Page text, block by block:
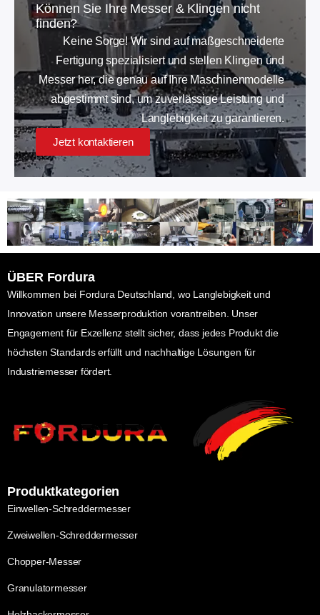
Können Sie Ihre Messer & Klingen nicht
finden?
Keine Sorge! Wir sind auf maßgeschneiderte
Fertigung spezialisiert und stellen Klingen und
Messer her, die genau auf Ihre Maschinenmodelle
abgestimmt sind, um zuverlässige Leistung und
Langlebigkeit zu garantieren.
Jetzt kontaktieren
ÜBER Fordura
Willkommen bei Fordura Deutschland, wo Langlebigkeit und
Innovation unsere Messerproduktion vorantreiben. Unser
Engagement für Exzellenz stellt sicher, dass jedes Produkt die
höchsten Standards erfüllt und nachhaltige Lösungen für
Industriemesser fördert.
Produktkategorien
Einwellen-Schreddermesser
Zweiwellen-Schreddermesser
Chopper-Messer
Granulatormesser